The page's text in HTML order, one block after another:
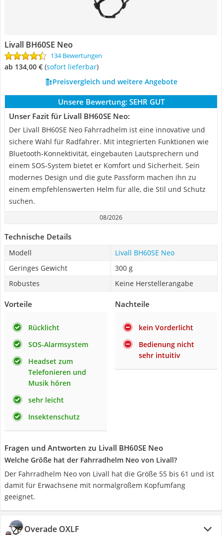
Livall BH60SE Neo
134 Bewertungen
ab 134,00 € ( Sofort lieferbar)
Preisvergleich und weitere Angebote
Unsere Bewertung: SEHR GUT
Unser Fazit für Livall BH60SE Neo:
Der Livall BH60SE Neo Fahrradhelm ist eine innovative und
sichere Wahl für Radfahrer. Mit integrierten Funktionen wie
Bluetooth-Konnektivität, eingebauten Lautsprechern und
einem SOS-System bietet er Komfort und Sicherheit. Sein
modernes Design und die gute Passform machen ihn zu
einem empfehlenswerten Helm für alle, die Stil und Schutz
suchen.
08/2026
Technische Details
Modell
Livall BH60SE Neo
Geringes Gewicht
300 g
Robustes
Keine Herstellerangabe
Vorteile
Rücklicht
SOS-Alarmsystem
Headset zum
Telefonieren und
Musik hören
sehr leicht
Insektenschutz
Nachteile
kein Vorderlicht
Bedienung nicht
sehr intuitiv
Fragen und Antworten zu Livall BH60SE Neo
Welche Größe hat der Fahrradhelm Neo von Livall?
Der Fahrradhelm Neo von Livall hat die Größe 55 bis 61 und ist
damit für Erwachsene mit normalgroßem Kopfumfang
geeignet.
Overade OXLF